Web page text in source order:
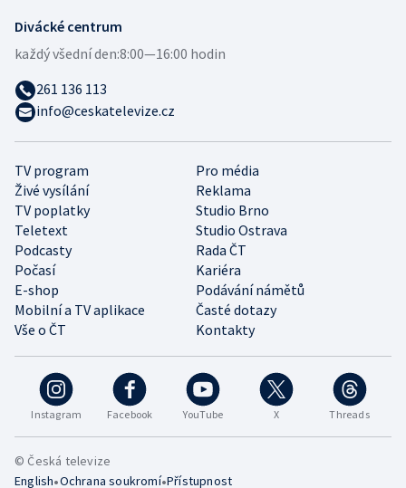
Instagram Facebook YouTube X Threads
TV program
Pro média
Živé vysílání
Reklama
TV poplatky
Studio Brno
Teletext
Studio Ostrava
Podcasty
Rada ČT
Počasí
Kariéra
E-shop
Podávání námětů
Mobilní a TV aplikace
Časté dotazy
Vše o ČT
Kontakty
Divácké centrum
každý všední den:8:00—16:00 hodin
261 136 113
info@ceskatelevize.cz
© Česká televize
English•Ochrana soukromí•Přístupnost